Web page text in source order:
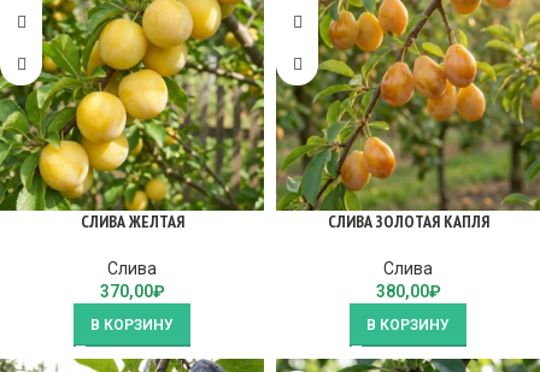
СЛИВА ЖЕЛТАЯ
Слива
370,00₽
В КОРЗИНУ
СЛИВА ЗОЛОТАЯ КАПЛЯ
Слива
380,00₽
В КОРЗИНУ